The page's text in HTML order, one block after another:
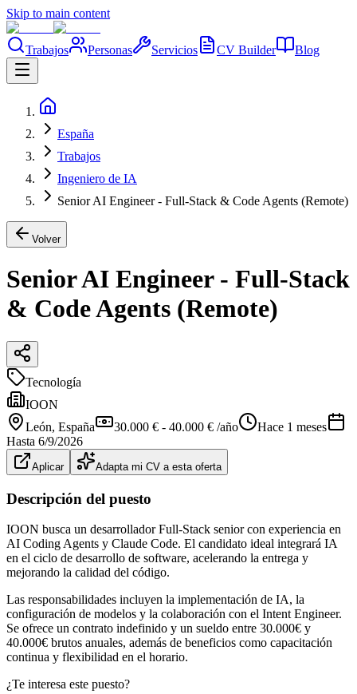
Skip to main content
Trabajos Personas Servicios CV Builder Blog
España
Trabajos
Ingeniero de IA
Senior AI Engineer - Full-Stack & Code Agents (Remote)
Volver
Senior AI Engineer - Full-Stack
& Code Agents (Remote)
Tecnología
IOON
León, España 30.000 € - 40.000 € /año
Hace 1 meses
Hasta 6/9/2026
Aplicar Adapta mi CV a esta oferta
Descripción del puesto
IOON busca un desarrollador Full-Stack senior con experiencia en
AI Coding Agents y Claude Code. El candidato ideal integrará IA
en el ciclo de desarrollo de software, acelerando la entrega y
mejorando la calidad del código.
Las responsabilidades incluyen la implementación de IA, la
configuración de modelos y la colaboración con el Intent Engineer.
Se ofrece un contrato indefinido y un sueldo entre 30.000€ y
40.000€ brutos anuales, además de beneficios como capacitación
continua y flexibilidad en el horario.
¿Te interesa este puesto?